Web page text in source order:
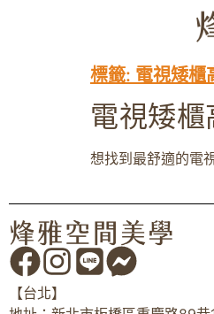
標籤: 電視矮櫃
電視矮櫃
想找到最舒適的電
【台北】